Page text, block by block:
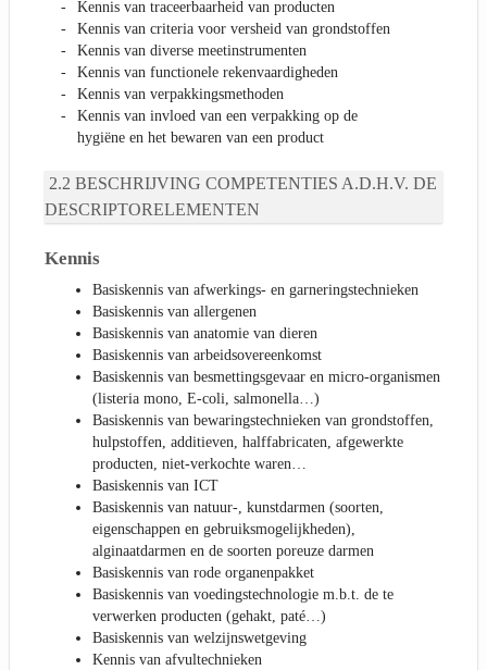
Kennis van traceerbaarheid van producten
Kennis van criteria voor versheid van grondstoffen
Kennis van diverse meetinstrumenten
Kennis van functionele rekenvaardigheden
Kennis van verpakkingsmethoden
Kennis van invloed van een verpakking op de
hygiëne en het bewaren van een product
BESCHRIJVING COMPETENTIES A.D.H.V. DE
DESCRIPTORELEMENTEN
Kennis
Basiskennis van afwerkings- en garneringstechnieken
Basiskennis van allergenen
Basiskennis van anatomie van dieren
Basiskennis van arbeidsovereenkomst
Basiskennis van besmettingsgevaar en micro-organismen
(listeria mono, E-coli, salmonella…)
Basiskennis van bewaringstechnieken van grondstoffen,
hulpstoffen, additieven, halffabricaten, afgewerkte
producten, niet-verkochte waren…
Basiskennis van ICT
Basiskennis van natuur-, kunstdarmen (soorten,
eigenschappen en gebruiksmogelijkheden),
alginaatdarmen en de soorten poreuze darmen
Basiskennis van rode organenpakket
Basiskennis van voedingstechnologie m.b.t. de te
verwerken producten (gehakt, paté…)
Basiskennis van welzijnswetgeving
Kennis van afvultechnieken